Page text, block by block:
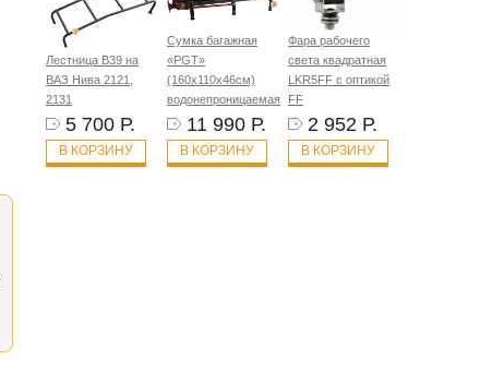
Лестница B39 на
ВАЗ Нива 2121,
2131
5 700 Р.
В КОРЗИНУ
Сумка багажная
«PGT»
(160х110х46см)
водонепроницаемая
11 990 Р.
В КОРЗИНУ
Фара рабочего
света квадратная
LKR5FF с оптикой
FF
2 952 Р.
В КОРЗИНУ